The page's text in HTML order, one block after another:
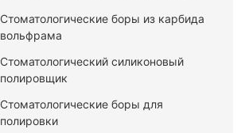
Стоматологические боры из карбида
вольфрама
Стоматологический силиконовый
полировщик
Стоматологические боры для
полировки